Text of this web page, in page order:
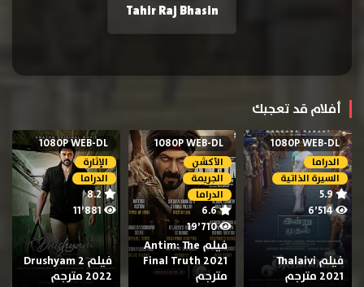
Tahir Raj Bhasin
أفلام قد تعجبك
1080P WEB-DL
الدراما
السيرة الذاتية
5.9
6٬514
فيلم Thalaivi
2021 مترجم
1080P WEB-DL
الأكشن
الجريمة
الدراما
6.6
19٬710
فيلم Antim: The
Final Truth 2021
مترجم
1080P WEB-DL
الإثارة
الدراما
8.2
11٬881
فيلم Drushyam 2
2022 مترجم